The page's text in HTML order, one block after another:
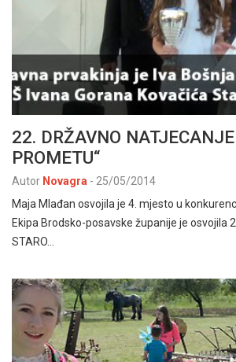
22. DRŽAVNO NATJECANJE
PROMETU“
Autor Novagra - 25/05/2014
Maja Mlađan osvojila je 4. mjesto u
Ekipa Brodsko-posavske županije je osvojila
STARO…